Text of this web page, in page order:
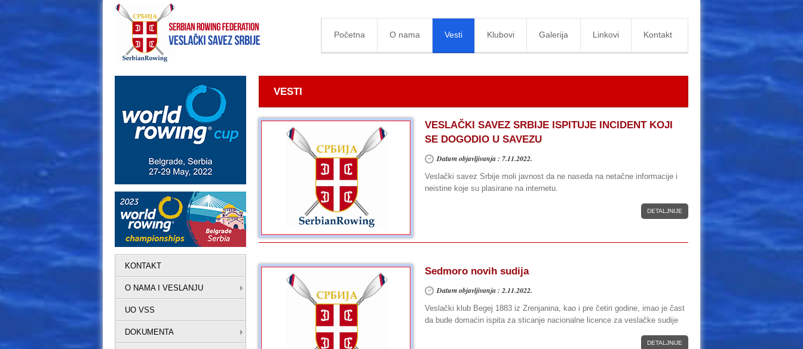
Početna O nama Vesti Klubovi Galerija Linkovi Kontakt
VESTI
VESLAČKI SAVEZ SRBIJE ISPITUJE INCIDENT KOJI
SE DOGODIO U SAVEZU
Datum objavljivanja : 7.11.2022.
Veslački savez Srbije moli javnost da ne naseda na netačne informacije i
neistine koje su plasirane na internetu.
DETALJNIJE
Sedmoro novih sudija
Datum objavljivanja : 2.11.2022.
Veslački klub Begej 1883 iz Zrenjanina, kao i pre četiri godine, imao je čast
da bude domaćin ispita za sticanje nacionalne licence za veslačke sudije
DETALJNIJE
KONTAKT
O NAMA I VESLANJU
UO VSS
DOKUMENTA